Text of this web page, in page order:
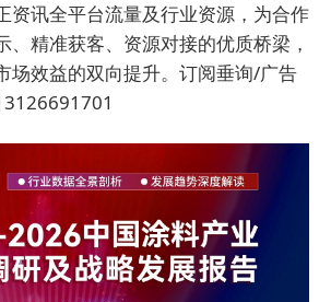
资讯全平台流量及行业资源，为合作
、精准获客、资源对接的优质桥梁，
场效益的双向提升。订阅垂询/广告